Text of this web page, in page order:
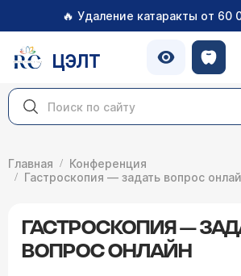
🔥 Удаление катаракты от 60
ЦЭЛТ
Главная
Конференция
Гастроскопия — задать вопрос
ГАСТРОСКОПИЯ —
ВОПРОС ОНЛАЙН